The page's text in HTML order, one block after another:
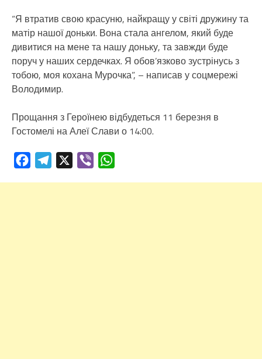
“Я втратив свою красуню, найкращу у світі дружину та
матір нашої доньки. Вона стала ангелом, який буде
дивитися на мене та нашу доньку, та завжди буде
поруч у наших сердечках. Я обов’язково зустрінусь з
тобою, моя кохана Мурочка”, – написав у соцмережі
Володимир.
Прощання з Героїнею відбудеться 11 березня в
Гостомелі на Алеї Слави о 14:00.
FacebookTelegram Viber